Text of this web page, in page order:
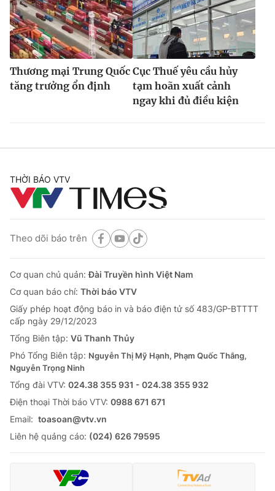
Thương mại Trung Quốc
tăng trưởng ổn định
Cục Thuế yêu cầu hủy
tạm hoãn xuất cảnh
ngay khi đủ điều kiện
THỜI BÁO VTV
Theo dõi báo trên
Cơ quan chủ quản:Đài Truyền hình Việt Nam
Cơ quan báo chí: Thời báo VTV
Giấy phép hoạt động báo in và báo điện tử số 483/GP-BTTTT
cấp ngày 29/12/2023
Tổng Biên tập: Vũ Thanh Thủy
Phó Tổng Biên tập: Nguyễn Thị Mỹ Hạnh, Phạm Quốc Thắng,
Nguyễn Trọng Ninh
Tổng đài VTV: 024.38 355 931 - 024.38 355 932
Ðiện thoại Thời báo VTV: 0988 671 671
Email: toasoan@vtv.vn
Liên hệ quảng cáo: (024) 626 79595